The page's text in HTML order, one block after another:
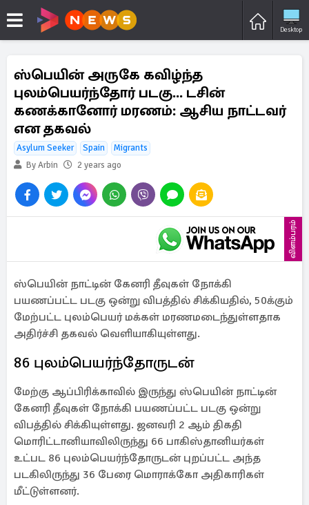
Desktop
ஸ்பெயின் அருகே கவிழ்ந்த
புலம்பெயர்ந்தோர் படகு... டசின்
கணக்கானோர் மரணம்: ஆசிய நாட்டவர்
என தகவல்
Asylum Seeker Spain
Migrants
By Arbin
2 years ago
விளம்பரம்
ஸ்பெயின் நாட்டின் கேனரி தீவுகள் நோக்கி
பயணப்பட்ட படகு ஒன்று விபத்தில் சிக்கியதில், 50க்கும்
மேற்பட்ட புலம்பெயர் மக்கள் மரணமடைந்துள்ளதாக
அதிர்ச்சி தகவல் வெளியாகியுள்ளது.
86 புலம்பெயர்ந்தோருடன்
மேற்கு ஆப்பிரிக்காவில் இருந்து ஸ்பெயின் நாட்டின்
கேனரி தீவுகள் நோக்கி பயணப்பட்ட படகு ஒன்று
விபத்தில் சிக்கியுள்ளது. ஜனவரி 2 ஆம் திகதி
மொரிட்டானியாவிலிருந்து 66 பாகிஸ்தானியர்கள்
உட்பட 86 புலம்பெயர்ந்தோருடன் புறப்பட்ட அந்த
படகிலிருந்து 36 பேரை மொராக்கோ அதிகாரிகள்
மீட்டுள்ளனர்.